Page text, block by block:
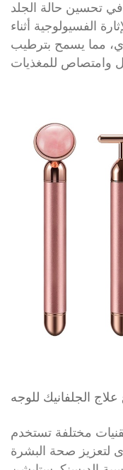
تحسين حالة الجلد
الفسيولوجية أثناء
مما يسمح بترطيب
علاج الجلفانيك للوجه
مختلفة تستخدم
لتعزيز صحة البشرة